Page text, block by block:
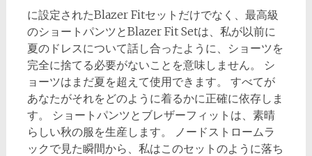
に設定されたBlazer Fitセットだけでなく、最高級
のショートパンツとBlazer Fit Setは、私が以前に
夏のドレスについて話し合ったように、ショーツを
完全に捨てる必要がないことを意味しません。 シ
ョーツはまだ夏を超えて使用できます。 すべてが
あなたがそれをどのように着るかに正確に依存しま
す。 ショートパンツとブレザーフィットは、素晴
らしい秋の服を生産します。 ノードストロームラ
ックで見た瞬間から、私はこのセットのように落ち